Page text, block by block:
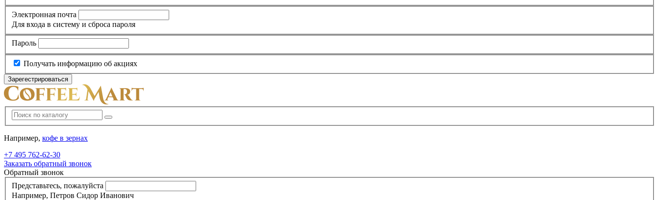
Электронная почта
Для входа в систему и сброса пароля
Пароль
Получать информацию об акциях
Например, кофе в зернах
+7 495 762-62-30
Заказать обратный звонок
Обратный звонок
Представьтесь, пожалуйста
Например, Петров Сидор Иванович